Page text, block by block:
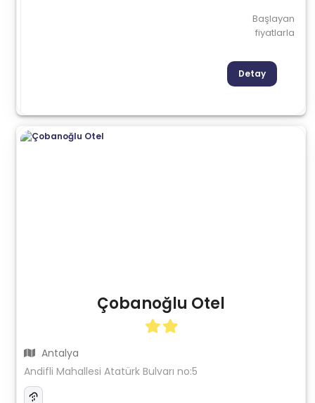
Başlayan
fiyatlarla
Detay
Çobanoğlu Otel
Antalya
Andifli Mahallesi Atatürk Bulvarı no:5